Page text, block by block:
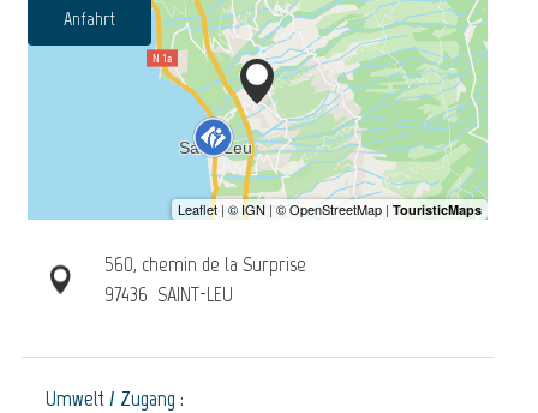
Anfahrt
560, chemin de la Surprise
97436 SAINT-LEU
Umwelt / Zugang :